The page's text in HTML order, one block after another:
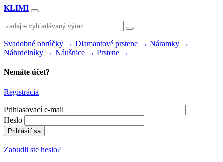
KLIMI
Svadobné obrúčky → Diamantové prstene → Náramky →
Náhrdelníky → Náušnice → Prstene →
Nemáte účet?
Registrácia
Prihlasovací e-mail
Heslo
Zabudli ste heslo?